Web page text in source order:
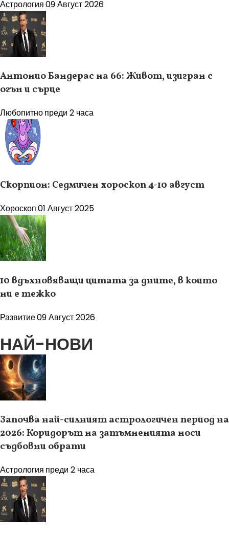
Астрология09 Август 2026
Антонио Бандерас на 66: Живот, изигран с
огън и сърце
Любопитнопреди 2 часа
Скорпион: Седмичен хороскоп 4-10 август
Хороскоп01 Август 2025
10 вдъхновяващи цитата за дните, в които
ни е тежко
Развитие09 Август 2026
НАЙ-НОВИ
Започва най-силният астрологичен период на
2026: Коридорът на затъмненията носи
съдбовни обрати
Астрология преди 2 часа